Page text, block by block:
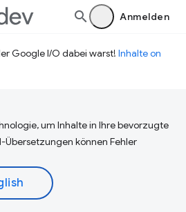
Anmelden
Google I/O dabei warst! Inhalte on
um Inhalte in Ihre bevorzugte
Übersetzungen können Fehler